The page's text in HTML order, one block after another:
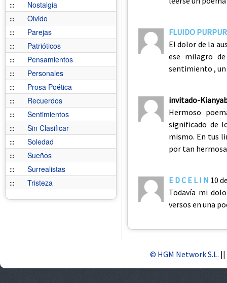
::
Nostalgia
::
Olvido
::
Parejas
::
Patrióticos
::
Pensamientos
::
Personales
::
Prosa Poética
::
Recuerdos
::
Sentimientos
::
Sin Clasificar
::
Soledad
::
Sueños
::
Surrealistas
::
Tristeza
FLUIDO
El dolor de la
ese milagro
sentimiento , un
invitado-
Hermoso
significado de
mismo. En tus
por tan
E D C E L I N 10
Todavía mi
versos en una
© HGM Network S.L. ||